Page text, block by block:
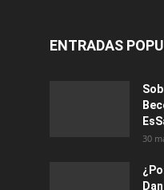
ENTRADAS
30